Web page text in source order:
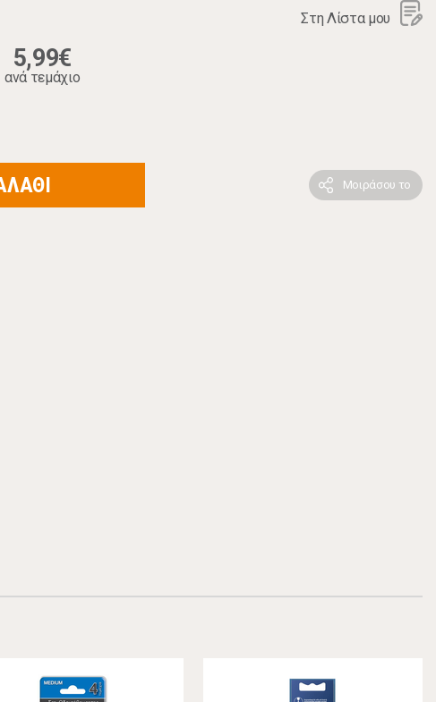
Στη Λίστα μου
5,99€
ανά τεμάχιο
Μοιράσου το